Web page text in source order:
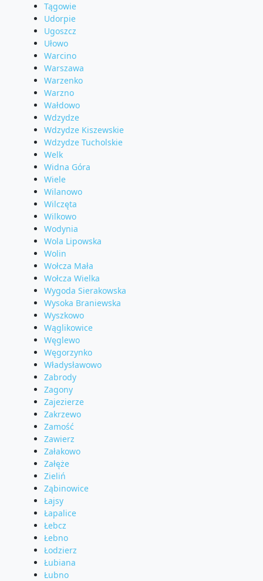
Tągowie
Udorpie
Ugoszcz
Ułowo
Warcino
Warszawa
Warzenko
Warzno
Wałdowo
Wdzydze
Wdzydze Kiszewskie
Wdzydze Tucholskie
Welk
Widna Góra
Wiele
Wilanowo
Wilczęta
Wilkowo
Wodynia
Wola Lipowska
Wolin
Wołcza Mała
Wołcza Wielka
Wygoda Sierakowska
Wysoka Braniewska
Wyszkowo
Wąglikowice
Węglewo
Węgorzynko
Władysławowo
Zabrody
Zagony
Zajezierze
Zakrzewo
Zamość
Zawierz
Załakowo
Załęże
Zieliń
Ząbinowice
Łajsy
Łapalice
Łebcz
Łebno
Łodzierz
Łubiana
Łubno